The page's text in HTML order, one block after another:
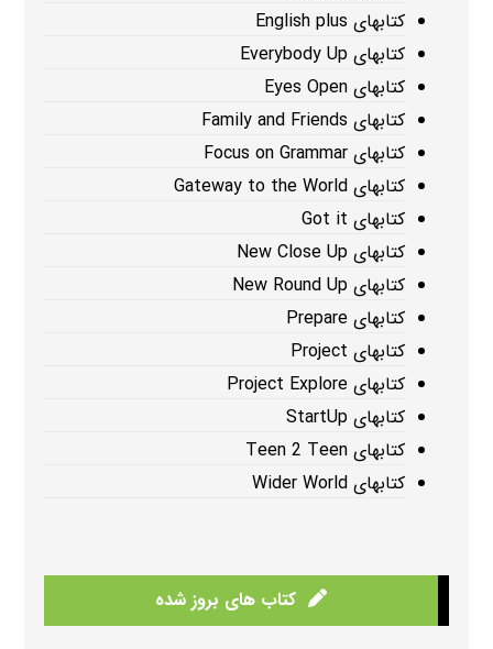
کتابهای English plus
کتابهای Everybody Up
کتابهای Eyes Open
کتابهای Family and Friends
کتابهای Focus on Grammar
کتابهای Gateway to the World
کتابهای Got it
کتابهای New Close Up
کتابهای New Round Up
کتابهای Prepare
کتابهای Project
کتابهای Project Explore
کتابهای StartUp
کتابهای Teen 2 Teen
کتابهای Wider World
کتاب های بروز شده